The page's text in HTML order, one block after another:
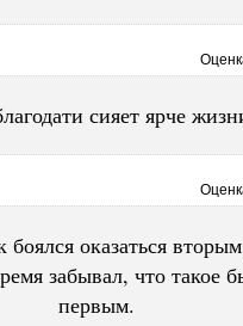
сияет ярче
боялся оказаться
забывал, что такое
первым.